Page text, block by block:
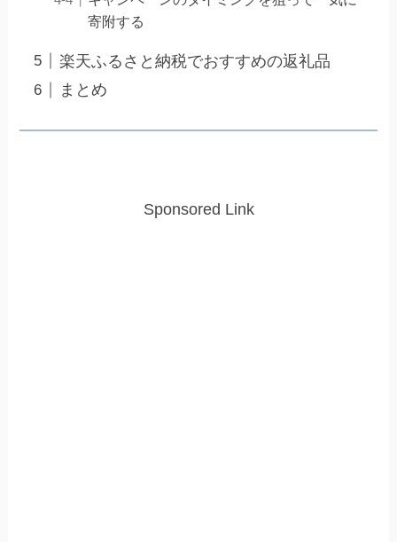
寄附する
楽天ふるさと納税でおすすめの返礼品
まとめ
Sponsored Link